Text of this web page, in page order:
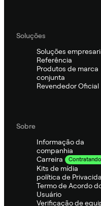
Soluções
Soluções
Referência
Produtos de marca
conjunta
Revendedor Oficial
Sobre
Informação da
companhia
Carreira
Contratando
Kits de mídia
política de
Termo de Acordo
Usuário
Verificação de